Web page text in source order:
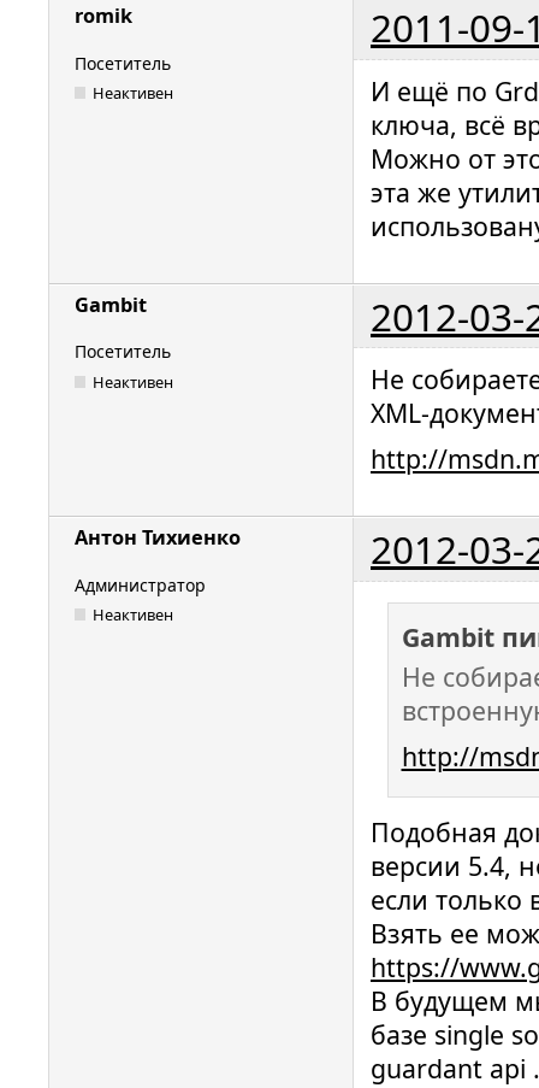
romik 2011-09-
Посетитель
Неактивен
И ещё по
ключа, всё
Можно от
эта же
Gambit 2012-03-
Посетитель
Неактивен
Не
XML-
http://
Антон Тихиенко 2012-03-
Администратор
Неактивен
Gambit
Не
http://
Подобная
версии 5.4,
если только
Взять ее
https://
В будущем
базе single
guardant api